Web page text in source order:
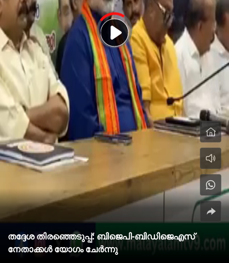
തദ്ദേശ തിരഞ്ഞെടുപ്പ്: ബിജെപി-ബിഡിജെഎസ്
നേതാക്കള്‍ യോഗം ചേര്‍ന്നു